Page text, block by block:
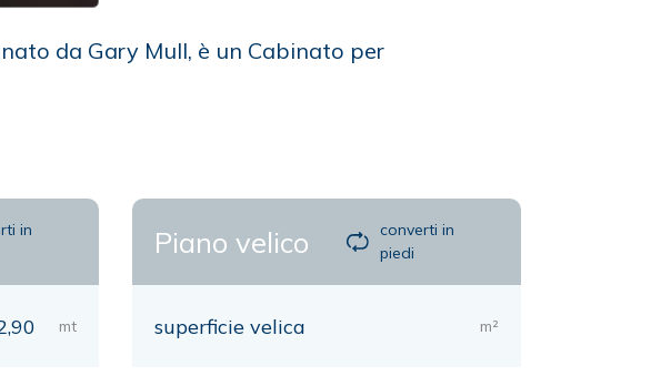
da Gary Mull, è un Cabinato per
in
mt
Piano velico
converti in
piedi
superficie velica m²